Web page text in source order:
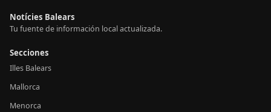
Notícies Balears
Tu fuente de información local actualizada.
Secciones
Illes Balears
Mallorca
Menorca